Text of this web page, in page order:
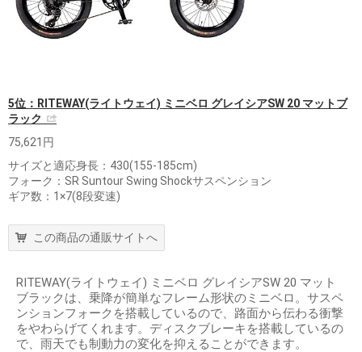
5位：RITEWAY(ライトウェイ) ミニベロ グレイシアSW 20 マットブ
ラック
75,621円
サイズと適応身長：430(155-185cm)
フォーク：SR Suntour Swing Shockサスペンション
ギア数：1×7(8段変速)
この商品の通販サイトへ
RITEWAY(ライトウェイ) ミニベロ グレイシアSW 20 マット
ブラックは、乗降が簡単なフレーム形状のミニベロ。サスペ
ンションフォークを搭載しているので、路面から伝わる衝撃
をやわらげてくれます。ディスクブレーキを搭載しているの
で、雨天でも制動力の変化を抑えることができます。